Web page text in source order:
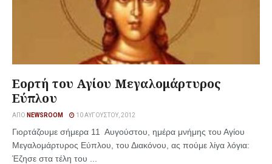
Εορτή του Αγίου Μεγαλομάρτυρος
Εύπλου
ΑΠΌ NEWSROOM 10 ΑΥΓΟΎΣΤΟΥ, 2012
Γιορτάζουμε σήμερα 11 Αυγούστου, ημέρα μνήμης του Αγίου
Μεγαλομάρτυρος Εύπλου, του Διακόνου, ας πούμε λίγα λόγια:
Έζησε στα τέλη του ...